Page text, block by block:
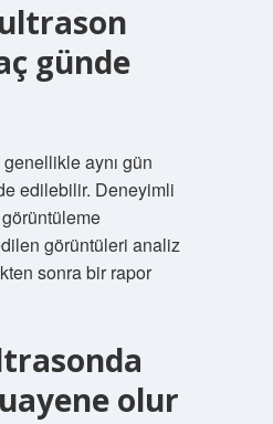
günde
aynı gün
edilebilir. Deneyimli
görüntüleri analiz
sonra bir rapor
olur